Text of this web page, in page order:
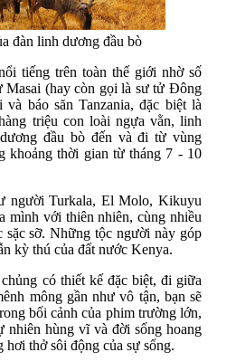
đàn linh dương đầu bò
tiếng trên toàn thế giới nhờ số
Masai (hay còn gọi là sư tử Đông
và báo săn Tanzania, đặc biệt là
triệu con loài ngựa vằn, linh
đầu bò đến và đi từ vùng
khoảng thời gian từ tháng 7 - 10
người Turkala, El Molo, Kikuyu
mình với thiên nhiên, cùng nhiều
sặc sỡ. Những tộc người này góp
kỳ thú của đất nước Kenya.
có thiết kế đặc biệt, đi giữa
mông gần như vô tận, bạn sẽ
bối cảnh của phim trường lớn,
nhiên hùng vĩ và đời sống hoang
hơi thở sôi động của sự sống.